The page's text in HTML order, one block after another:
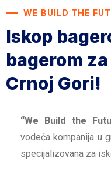
WE BUILD THE
Iskop
bagerom
Crnoj Gori!
“We Build the
vodeća kompanija u
specijalizovana za